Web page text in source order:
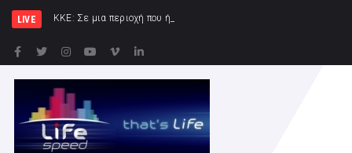
LIVE ΚΚΕ: Σε μια περιοχή που ήδη φλέγεται το «αμυντικό»